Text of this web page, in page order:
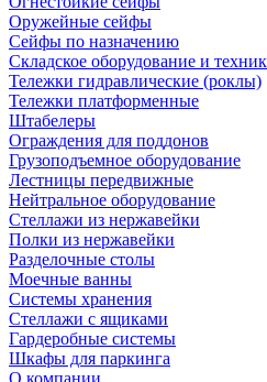
Оружейные сейфы
Сейфы по назначению
Складское оборудование и
Тележки гидравлические (роклы)
Тележки платформенные
Штабелеры
Ограждения для поддонов
Грузоподъемное оборудование
Лестницы передвижные
Нейтральное оборудование
Стеллажи из нержавейки
Полки из нержавейки
Разделочные столы
Моечные ванны
Системы хранения
Стеллажи с ящиками
Гардеробные системы
Шкафы для паркинга
О компании